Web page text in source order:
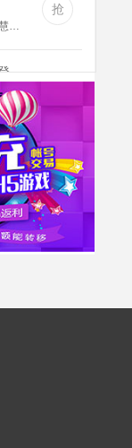
1000钻石，10000金币，精灵长袍
抢
神兽连萌-永久0.1折(无VIP)
抢
斗罗大陆：武魂觉醒(满v)
抢